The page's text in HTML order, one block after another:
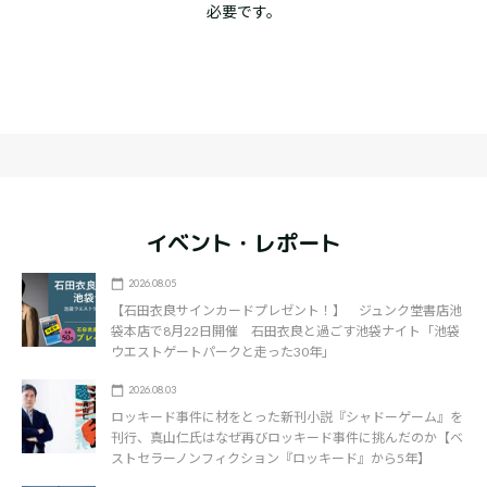
必要です。
イベント・レポート
2026.08.05
【石田衣良サインカードプレゼント！】 ジュンク堂書店池
袋本店で8月22日開催 石田衣良と過ごす池袋ナイト「池袋
ウエストゲートパークと走った30年」
2026.08.03
ロッキード事件に材をとった新刊小説『シャドーゲーム』を
刊行、真山仁氏はなぜ再びロッキード事件に挑んだのか【ベ
ストセラーノンフィクション『ロッキード』から5年】